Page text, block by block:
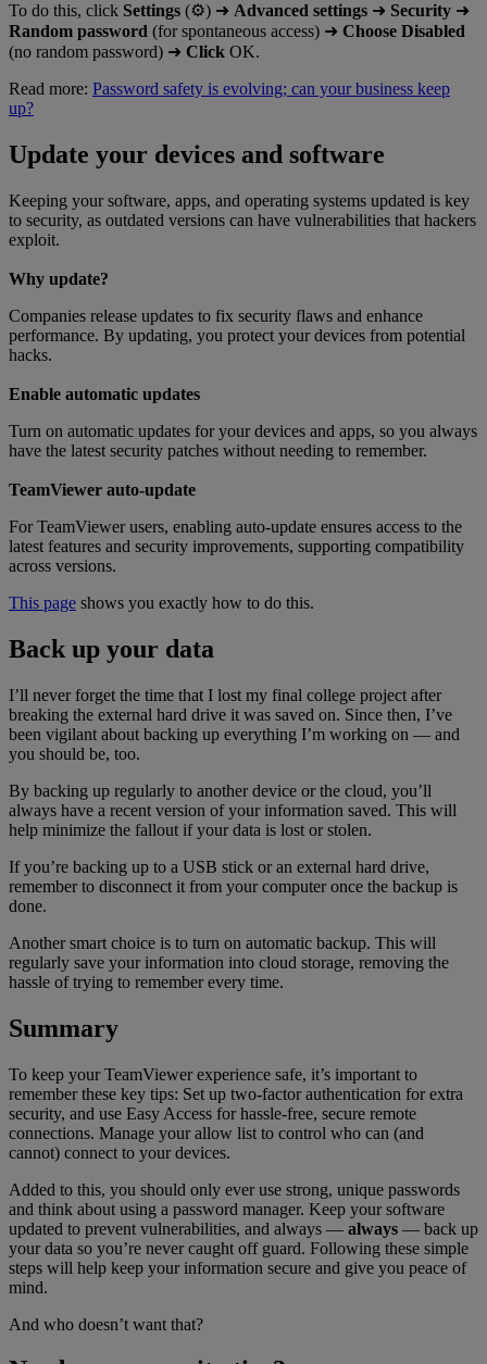
To do this, click Settings (⚙) ➜ Advanced settings ➜ Security ➜
Random password (for spontaneous access) ➜ Choose Disabled
(no random password) ➜ Click OK.
Read more: Password safety is evolving; can your business keep
up?
Update your devices and software
Keeping your software, apps, and operating systems updated is key
to security, as outdated versions can have vulnerabilities that hackers
exploit.
Why update?
Companies release updates to fix security flaws and enhance
performance. By updating, you protect your devices from potential
hacks.
Enable automatic updates
Turn on automatic updates for your devices and apps, so you always
have the latest security patches without needing to remember.
TeamViewer auto-update
For TeamViewer users, enabling auto-update ensures access to the
latest features and security improvements, supporting compatibility
across versions.
This page shows you exactly how to do this.
Back up your data
I’ll never forget the time that I lost my final college project after
breaking the external hard drive it was saved on. Since then, I’ve
been vigilant about backing up everything I’m working on — and
you should be, too.
By backing up regularly to another device or the cloud, you’ll
always have a recent version of your information saved. This will
help minimize the fallout if your data is lost or stolen.
If you’re backing up to a USB stick or an external hard drive,
remember to disconnect it from your computer once the backup is
done.
Another smart choice is to turn on automatic backup. This will
regularly save your information into cloud storage, removing the
hassle of trying to remember every time.
Summary
To keep your TeamViewer experience safe, it’s important to
remember these key tips: Set up two-factor authentication for extra
security, and use Easy Access for hassle-free, secure remote
connections. Manage your allow list to control who can (and
cannot) connect to your devices.
Added to this, you should only ever use strong, unique passwords
and think about using a password manager. Keep your software
updated to prevent vulnerabilities, and always — always — back up
your data so you’re never caught off guard. Following these simple
steps will help keep your information secure and give you peace of
mind.
And who doesn’t want that?